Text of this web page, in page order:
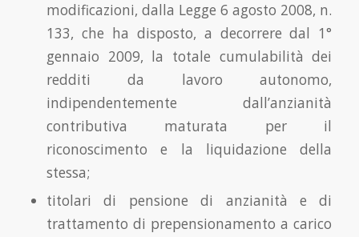
modificazioni, dalla Legge 6 agosto 2008, n.
133, che ha disposto, a decorrere dal 1°
gennaio 2009, la totale cumulabilità dei
redditi da lavoro autonomo,
indipendentemente dall’anzianità
contributiva maturata per il
riconoscimento e la liquidazione della
stessa;
titolari di pensione di anzianità e di
trattamento di prepensionamento a carico